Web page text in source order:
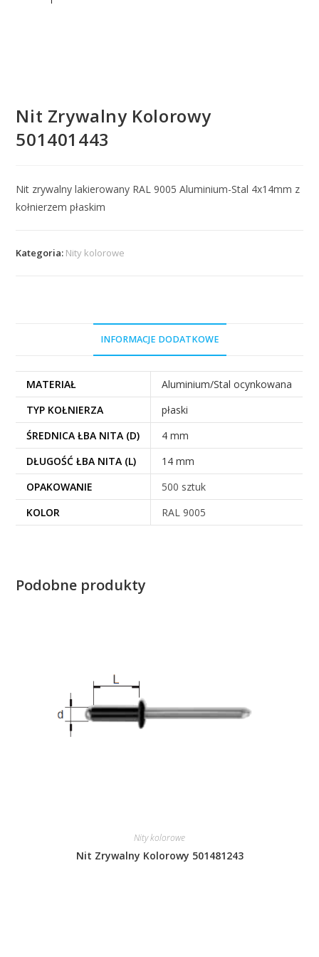
Nit Zrywalny Kolorowy
501401443
Nit zrywalny lakierowany RAL 9005 Aluminium-Stal 4x14mm z
kołnierzem płaskim
Kategoria: Nity kolorowe
INFORMACJE DODATKOWE
MATERIAŁ
Aluminium/Stal ocynkowana
TYP KOŁNIERZA
płaski
ŚREDNICA ŁBA NITA (D)
4 mm
DŁUGOŚĆ ŁBA NITA (L)
14 mm
OPAKOWANIE
500 sztuk
KOLOR
RAL 9005
Podobne produkty
Nity kolorowe
Nit Zrywalny Kolorowy 501481243